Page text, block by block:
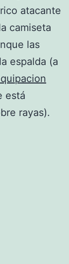
atacante
camiseta
las
espalda (a
está
rayas).